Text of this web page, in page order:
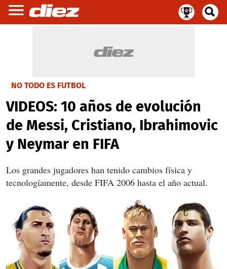
NO TODO ES FUTBOL
VIDEOS: 10 años de evolución
de Messi, Cristiano, Ibrahimovic
y Neymar en FIFA
Los grandes jugadores han tenido cambios física y
tecnologíamente, desde FIFA 2006 hasta el año actual.